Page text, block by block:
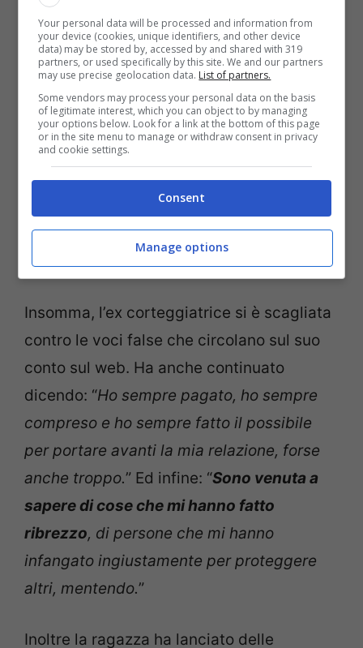
“Sono settimane che leggo cose di
persone che pensano di poter parlare per
mio conto. “Si faceva pagare tutto” “L’ha
lasciato tramite social” “NE SO PIÙ DI TE”
Ha continuato dicendo: “Se credete di
saperne solamente basandovi sulle
vostre percezioni,siete da DENUNCIA.
Non potete permettervi di parlare per
conto degli altri cose se fosse la realtà
delle cose.”
Insomma, l’ex corteggiatrice si è scagliata
contro le voci false che circolano sul suo
conto sul web. Ha anche continuato
dicendo: “Ho sempre pagato, ho sempre
compreso e ho sempre fatto il possibile
per portare avanti la mia relazione, forse
anche troppo.” Ed infine: “Sono venuta a
sapere di cose che mi hanno fatto
ribrezzo, di persone che mi hanno
infangato ingiustamente per proteggere
altri, mentendo.”
Inoltre la ragazza ha lanciato delle
Your personal data will be processed and information from
your device (cookies, unique identifiers, and other device
data) may be stored by, accessed by and shared with 319
partners, or used specifically by this site. We and our partners
may use precise geolocation data. List of partners.
Some vendors may process your personal data on the basis
of legitimate interest, which you can object to by managing
your options below. Look for a link at the bottom of this page
or in the site menu to manage or withdraw consent in privacy
and cookie settings.
Consent
Manage options